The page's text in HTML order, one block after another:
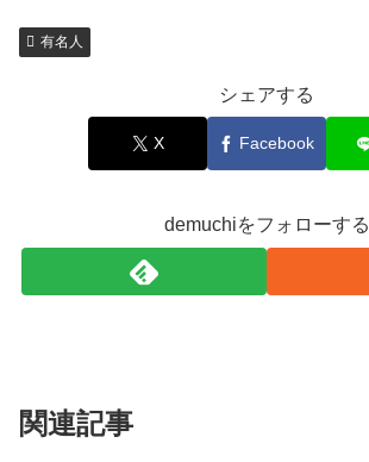
有名人
シェアする
X Facebook
demuchiをフォローする
関連記事